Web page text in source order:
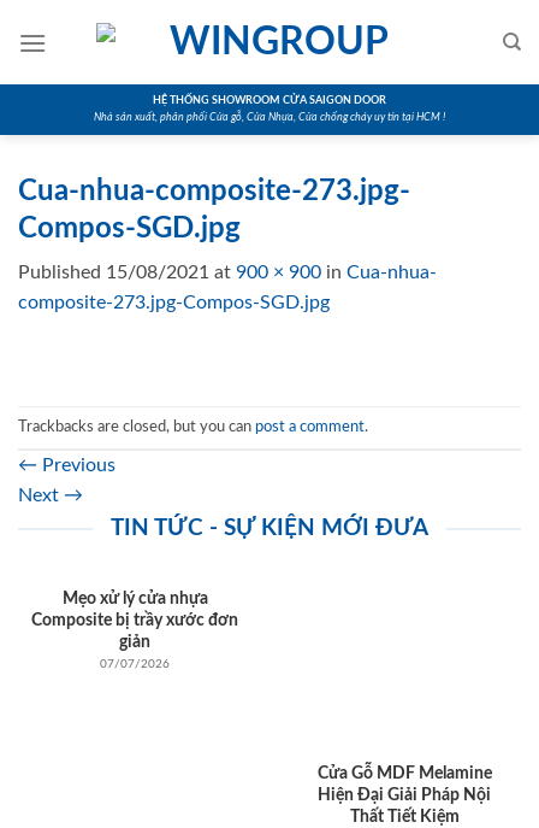
HỆ THỐNG SHOWROOM CỬA SAIGON DOOR
Nhà sản xuất, phân phối Cửa gỗ, Cửa Nhựa, Cửa chống cháy uy tín tại HCM !
Cua-nhua-composite-273.jpg-
Compos-SGD.jpg
Published 15/08/2021 at 900 × 900 in Cua-nhua-
composite-273.jpg-Compos-SGD.jpg
Trackbacks are closed, but you can post a comment.
← Previous
Next →
TIN TỨC - SỰ KIỆN MỚI ĐƯA
Mẹo xử lý cửa nhựa
Composite bị trầy xước đơn
giản
07/07/2026
Cửa Gỗ MDF Melamine
Hiện Đại Giải Pháp Nội
Thất Tiết Kiệm